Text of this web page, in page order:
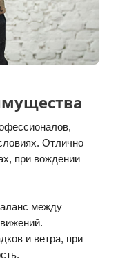
Отлично
при вождении
между
и ветра, при